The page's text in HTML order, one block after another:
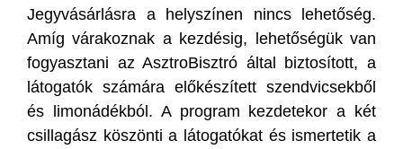
Jegyvásárlásra a helyszínen nincs lehetőség.
Amíg várakoznak a kezdésig, lehetőségük van
fogyasztani az AsztroBisztró által biztosított, a
látogatók számára előkészített szendvicsekből
és limonádékból. A program kezdetekor a két
csillagász köszönti a látogatókat és ismertetik a